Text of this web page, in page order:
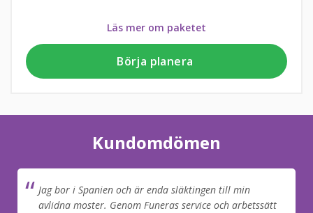
Läs mer om paketet
Börja planera
Kundomdömen
Jag bor i Spanien och är enda släktingen till min
avlidna moster. Genom Funeras service och arbetssätt